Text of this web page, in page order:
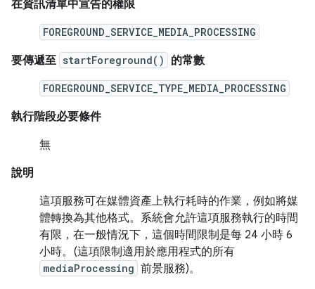
在資訊清單中宣告的權限
FOREGROUND_SERVICE_MEDIA_PROCESSING
要傳遞至 startForeground() 的常數
FOREGROUND_SERVICE_TYPE_MEDIA_PROCESSING
執行階段必要條件
無
說明
這項服務可在媒體資產上執行耗時的作業，例如將媒
體轉換為其他格式。系統會允許這項服務執行的時間
有限，在一般情況下，這個時間限制是每 24 小時 6
小時。(這項限制適用於應用程式的所有
mediaProcessing 前景服務)。